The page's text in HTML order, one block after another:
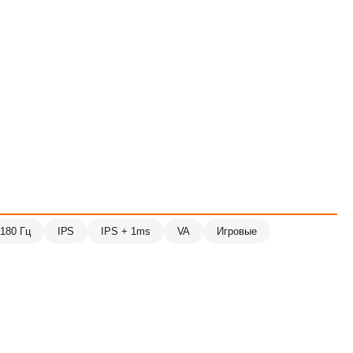
180 Гц IPS IPS + 1ms VA Игровые